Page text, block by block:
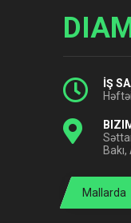
İŞ